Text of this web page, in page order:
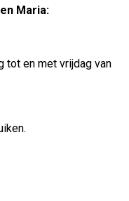
Maria:
tot en met vrijdag van